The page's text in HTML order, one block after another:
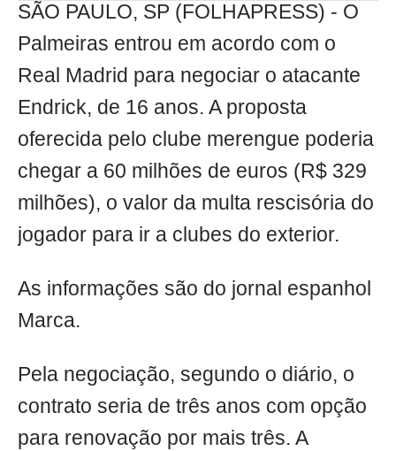
SÃO PAULO, SP (FOLHAPRESS) - O
Palmeiras entrou em acordo com o
Real Madrid para negociar o atacante
Endrick, de 16 anos. A proposta
oferecida pelo clube merengue poderia
chegar a 60 milhões de euros (R$ 329
milhões), o valor da multa rescisória do
jogador para ir a clubes do exterior.
As informações são do jornal espanhol
Marca.
Pela negociação, segundo o diário, o
contrato seria de três anos com opção
para renovação por mais três. A